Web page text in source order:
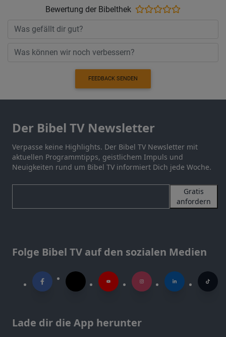
Bewertung der Bibelthek
FEEDBACK SENDEN
Der Bibel TV Newsletter
Verpasse keine Highlights. Der Bibel TV Newsletter mit
aktuellen Programmtipps, geistlichem Impuls und
Neuigkeiten rund um Bibel TV informiert Dich jede Woche.
Gratis
anfordern
Folge Bibel TV auf den sozialen Medien
Lade dir die App herunter